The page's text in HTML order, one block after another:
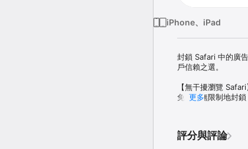
iPhone、iPad
封鎖 Safari 中的廣
戶信賴之選。
【無干擾瀏覽 Safari
免費且無限制地封
阻擋企業用來追蹤您
更多
評分與評論